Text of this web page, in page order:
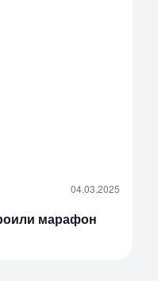
04.03.2025
марафон